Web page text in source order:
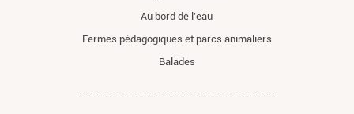
Au bord de l'eau
Fermes pédagogiques et parcs animaliers
Balades